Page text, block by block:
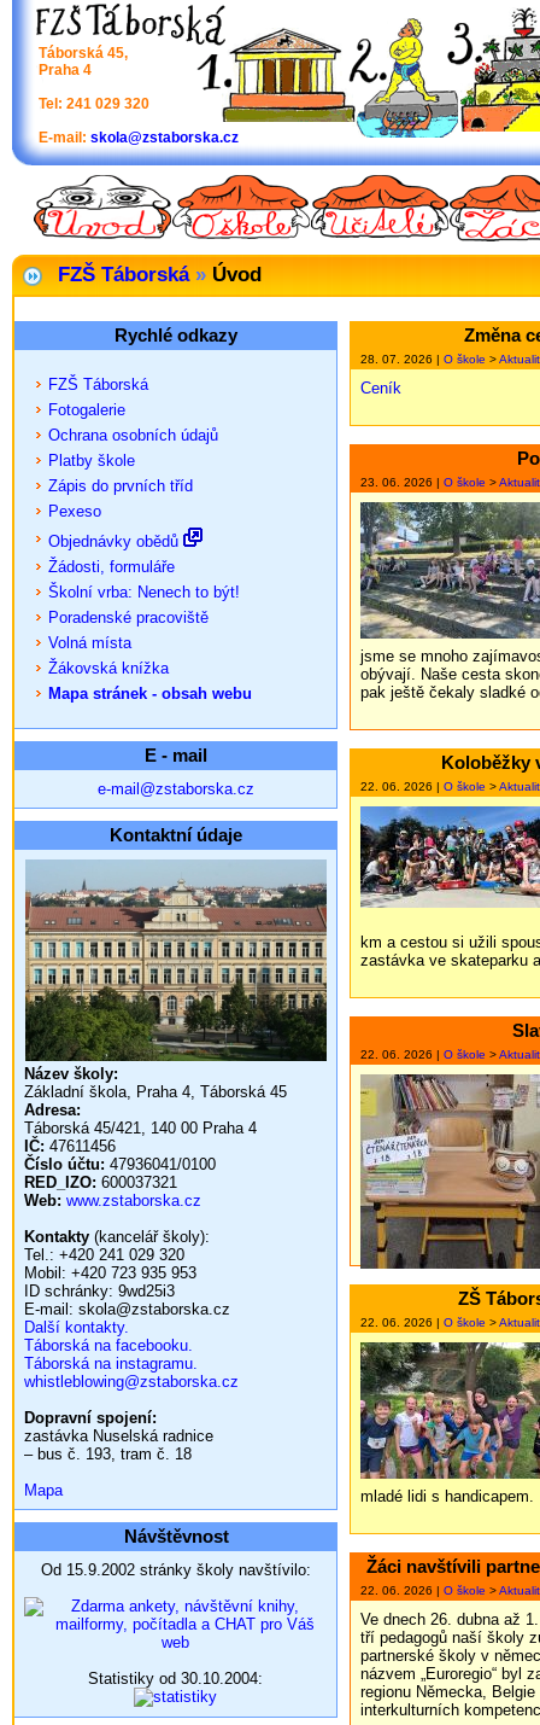
Táborská 45,
Praha 4
Tel: 241 029 320
E-mail: skola@zstaborska.cz
FZŠ Táborská » Úvod
Změna
28. 07. 2026 | O škole >
Ceník
23. 06. 2026 | O škole >
jsme se mnoho
obývají. Naše cesta
pak ještě čekaly sladké
Koloběžky
22. 06. 2026 | O škole >
km a cestou si užili
zastávka ve skateparku
22. 06. 2026 | O škole >
ZŠ
22. 06. 2026 | O škole >
mladé lidi s handicapem.
Žáci navštívili
22. 06. 2026 | O škole >
Ve dnech 26. dubna až
tří pedagogů naší školy
partnerské školy v
názvem „Euroregio“ byl
regionu Německa,
interkulturních
Rychlé odkazy
FZŠ Táborská
Fotogalerie
Ochrana osobních údajů
Platby škole
Zápis do prvních tříd
Pexeso
Objednávky obědů
Žádosti, formuláře
Školní vrba: Nenech to být!
Poradenské pracoviště
Volná místa
Žákovská knížka
Mapa stránek - obsah webu
E - mail
e-mail@zstaborska.cz
Kontaktní údaje
Název školy:
Základní škola, Praha 4, Táborská 45
Adresa:
Táborská 45/421, 140 00 Praha 4
IČ: 47611456
Číslo účtu: 47936041/0100
RED_IZO: 600037321
Web: www.zstaborska.cz
Kontakty (kancelář školy):
Tel.: +420 241 029 320
Mobil: +420 723 935 953
ID schránky: 9wd25i3
E-mail: skola@zstaborska.cz
Další kontakty.
Táborská na facebooku.
Táborská na instagramu.
whistleblowing@zstaborska.cz
Dopravní spojení:
zastávka Nuselská radnice
– bus č. 193, tram č. 18
Mapa
Návštěvnost
Od 15.9.2002 stránky školy navštívilo:
Statistiky od 30.10.2004: